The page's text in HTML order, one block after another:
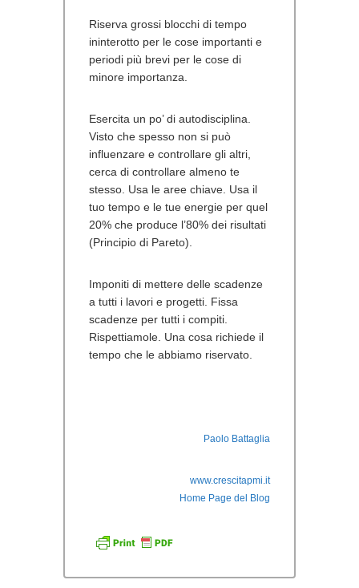
Riserva grossi blocchi di tempo
ininterotto per le cose importanti e
periodi più brevi per le cose di
minore importanza.
Esercita un po’ di autodisciplina.
Visto che spesso non si può
influenzare e controllare gli altri,
cerca di controllare almeno te
stesso. Usa le aree chiave. Usa il
tuo tempo e le tue energie per quel
20% che produce l’80% dei risultati
(Principio di Pareto).
Imponiti di mettere delle scadenze
a tutti i lavori e progetti. Fissa
scadenze per tutti i compiti.
Rispettiamole. Una cosa richiede il
tempo che le abbiamo riservato.
Paolo Battaglia
www.crescitapmi.it
Home Page del Blog